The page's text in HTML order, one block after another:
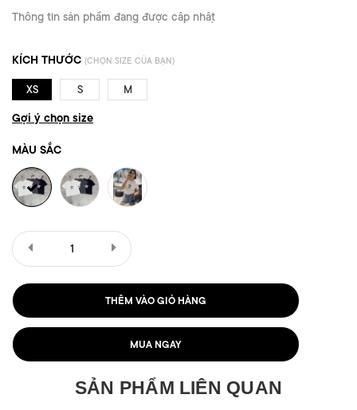
Thông tin sản phẩm đang được cập nhật
KÍCH THƯỚC (CHỌN SIZE CỦA BẠN)
XS S M
Gợi ý chọn size
MÀU SẮC
THÊM VÀO GIỎ HÀNG
MUA NGAY
SẢN PHẨM LIÊN QUAN